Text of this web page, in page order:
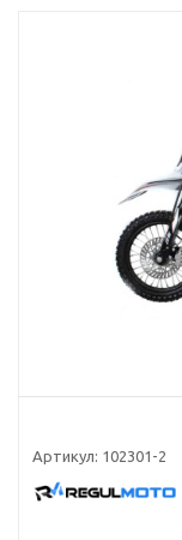
Артикул: 102301-2